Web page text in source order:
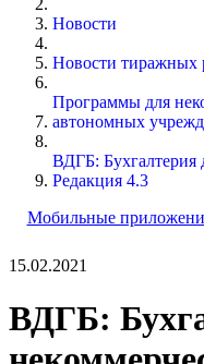
Новости
Новости тиражных
Программы для
автономных
ВДГБ: Бухгалтерия
Редакция 4.3
Мобильные
15.02.2021
ВДГБ: